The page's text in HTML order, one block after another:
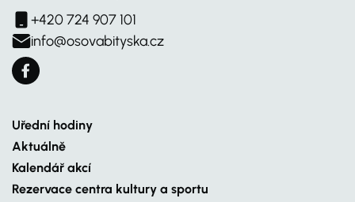
+420 724 907 101
info@osovabityska.cz
Uřední hodiny
Aktuálně
Kalendář akcí
Rezervace centra kultury a sportu